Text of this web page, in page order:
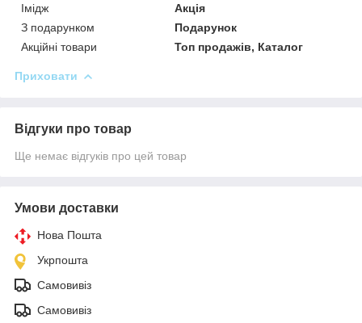
Імідж
Акція
З подарунком
Подарунок
Акційні товари
Топ продажів, Каталог
Приховати
Відгуки про товар
Ще немає відгуків про цей товар
Умови доставки
Нова Пошта
Укрпошта
Самовивіз
Самовивіз